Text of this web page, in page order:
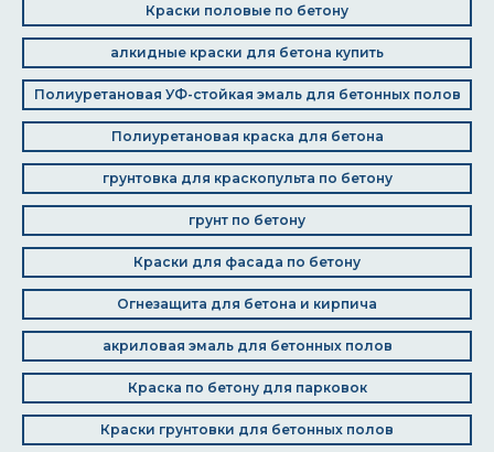
Краски половые по бетону
алкидные краски для бетона купить
Полиуретановая УФ-стойкая эмаль для бетонных полов
Полиуретановая краска для бетона
грунтовка для краскопульта по бетону
грунт по бетону
Краски для фасада по бетону
Огнезащита для бетона и кирпича
акриловая эмаль для бетонных полов
Краска по бетону для парковок
Краски грунтовки для бетонных полов